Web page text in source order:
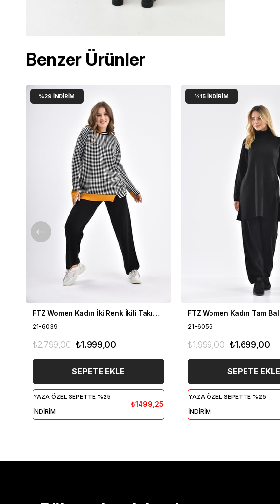
Benzer Ürünler
FTZ Women Kadın İki Renk İkili Takım Siyah 21-6039
21-6039
₺1.999,00
₺2.799,00
SEPETE EKLE
YAZA ÖZEL SEPETTE %25
İNDİRİM
₺1499,25
%29 İNDIRIM
21-6056
₺1.699,00
₺1.999,00
SEPETE EKLE
YAZA ÖZEL SEPETTE %25
İNDİRİM
%15 İNDIRIM